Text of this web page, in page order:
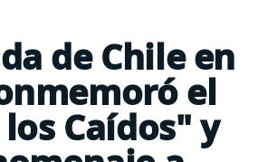
de Chile en
el
Caídos" y